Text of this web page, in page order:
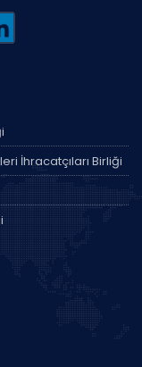
İhracatçıları Birliği